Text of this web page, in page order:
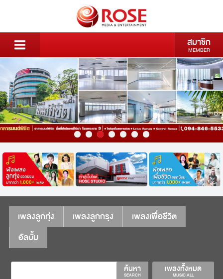
สมาชิก
MEMBER
เพลงลูกทุ่ง เพลงลูกกรุง
เพลงเพื่อชีวิต
อัลบั้ม
เพลงทั้งหมด
MUSIC ALL
ค้นหา
SEARCH